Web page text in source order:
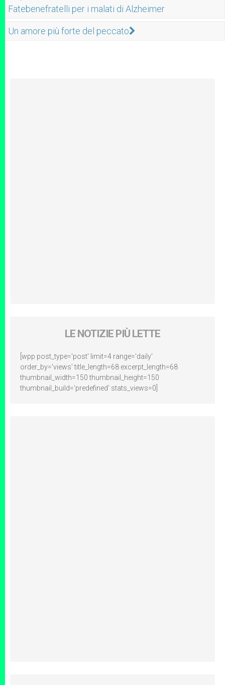
Fatebenefratelli per i malati di Alzheimer
Un amore più forte del peccato
LE NOTIZIE PIÙ LETTE
[wpp post_type='post' limit=4 range='daily'
order_by='views' title_length=68 excerpt_length=68
thumbnail_width=150 thumbnail_height=150
thumbnail_build='predefined' stats_views=0]